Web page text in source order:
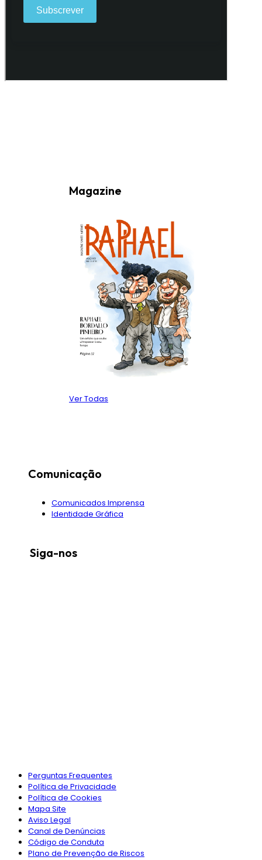
Magazine
Ver Todas
Comunicação
Comunicados Imprensa
Identidade Gráfica
Siga-nos
Perguntas Frequentes
Política de Privacidade
Política de Cookies
Mapa Site
Aviso Legal
Canal de Denúncias
Código de Conduta
Plano de Prevenção de Riscos